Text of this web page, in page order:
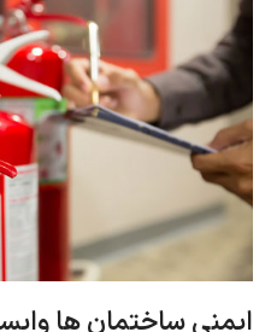
ایمنی ساختمان ‌ها